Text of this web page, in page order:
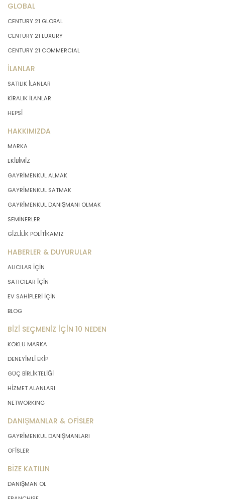
GLOBAL
CENTURY 21 GLOBAL
CENTURY 21 LUXURY
CENTURY 21 COMMERCIAL
İLANLAR
SATILIK İLANLAR
KİRALIK İLANLAR
HEPSİ
HAKKIMIZDA
MARKA
EKİBİMİZ
GAYRİMENKUL ALMAK
GAYRİMENKUL SATMAK
GAYRİMENKUL DANIŞMANI OLMAK
SEMİNERLER
GİZLİLİK POLİTİKAMIZ
HABERLER & DUYURULAR
ALICILAR İÇİN
SATICILAR İÇİN
EV SAHİPLERİ İÇİN
BLOG
BİZİ SEÇMENİZ İÇİN 10 NEDEN
KÖKLÜ MARKA
DENEYİMLİ EKİP
GÜÇ BİRLİKTELİĞİ
HİZMET ALANLARI
NETWORKING
DANIŞMANLAR & OFİSLER
GAYRİMENKUL DANIŞMANLARI
OFİSLER
BİZE KATILIN
DANIŞMAN OL